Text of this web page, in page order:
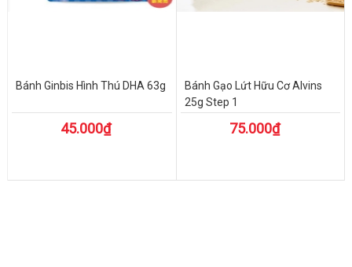
Bánh Ginbis Hình Thú DHA 63g
45.000₫
Bánh Gạo Lứt Hữu Cơ Alvins
25g Step 1
75.000₫